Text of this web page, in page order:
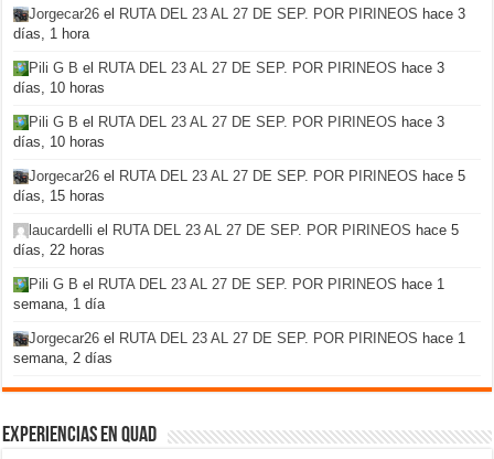
Jorgecar26 el RUTA DEL 23 AL 27 DE SEP. POR PIRINEOS hace 3
días, 1 hora
Pili G B el RUTA DEL 23 AL 27 DE SEP. POR PIRINEOS hace 3
días, 10 horas
Pili G B el RUTA DEL 23 AL 27 DE SEP. POR PIRINEOS hace 3
días, 10 horas
Jorgecar26 el RUTA DEL 23 AL 27 DE SEP. POR PIRINEOS hace 5
días, 15 horas
laucardelli el RUTA DEL 23 AL 27 DE SEP. POR PIRINEOS hace 5
días, 22 horas
Pili G B el RUTA DEL 23 AL 27 DE SEP. POR PIRINEOS hace 1
semana, 1 día
Jorgecar26 el RUTA DEL 23 AL 27 DE SEP. POR PIRINEOS hace 1
semana, 2 días
Experiencias en Quad